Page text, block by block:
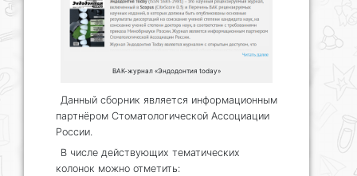
ВАК-журнал «Эндодонтия today»
Данный сборник является информационным
партнёром Стоматологической Ассоциации
России.
В числе действующих тематических
колонок можно отметить: